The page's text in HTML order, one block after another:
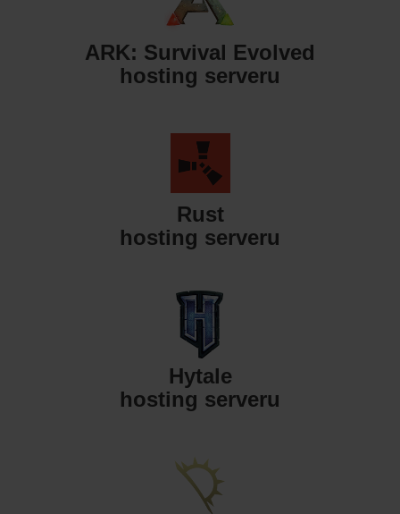
ARK: Survival Evolved
hosting serveru
Rust
hosting serveru
Hytale
hosting serveru